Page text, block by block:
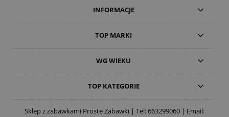
INFORMACJE
TOP MARKI
WG WIEKU
TOP KATEGORIE
Sklep z zabawkami Proste Zabawki | Tel:663299060 | Email: